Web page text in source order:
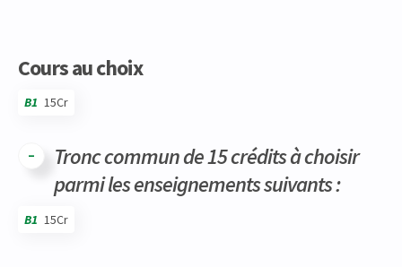
Cours au choix
B1 15Cr
Tronc commun de 15 crédits à choisir
parmi les enseignements suivants :
B1 15Cr